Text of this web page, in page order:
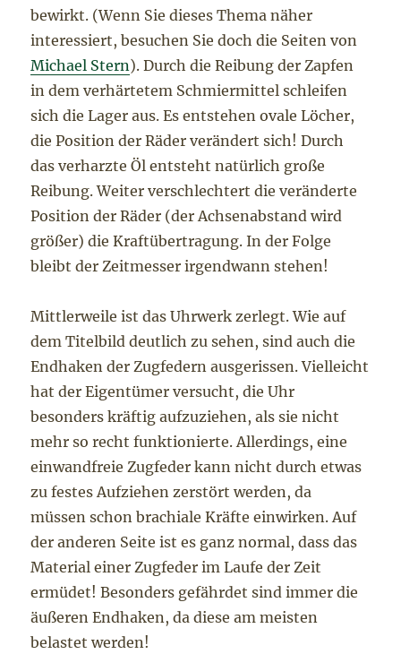
bewirkt. (Wenn Sie dieses Thema näher
interessiert, besuchen Sie doch die Seiten von
Michael Stern). Durch die Reibung der Zapfen
in dem verhärtetem Schmiermittel schleifen
sich die Lager aus. Es entstehen ovale Löcher,
die Position der Räder verändert sich! Durch
das verharzte Öl entsteht natürlich große
Reibung. Weiter verschlechtert die veränderte
Position der Räder (der Achsenabstand wird
größer) die Kraftübertragung. In der Folge
bleibt der Zeitmesser irgendwann stehen!
Mittlerweile ist das Uhrwerk zerlegt. Wie auf
dem Titelbild deutlich zu sehen, sind auch die
Endhaken der Zugfedern ausgerissen. Vielleicht
hat der Eigentümer versucht, die Uhr
besonders kräftig aufzuziehen, als sie nicht
mehr so recht funktionierte. Allerdings, eine
einwandfreie Zugfeder kann nicht durch etwas
zu festes Aufziehen zerstört werden, da
müssen schon brachiale Kräfte einwirken. Auf
der anderen Seite ist es ganz normal, dass das
Material einer Zugfeder im Laufe der Zeit
ermüdet! Besonders gefährdet sind immer die
äußeren Endhaken, da diese am meisten
belastet werden!